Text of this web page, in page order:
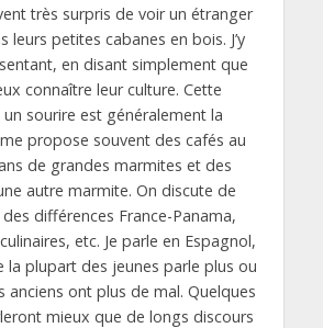
très surpris de voir un étranger
leurs petites cabanes en bois. J’y
en disant simplement que
connaître leur culture. Cette
sourire est généralement la
propose souvent des cafés au
de grandes marmites et des
autre marmite. On discute de
différences France-Panama,
etc. Je parle en Espagnol,
la plupart des jeunes parle plus ou
anciens ont plus de mal. Quelques
mieux que de longs discours